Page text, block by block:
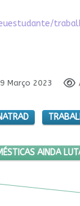
euestudante/
Março 2023
AINDA